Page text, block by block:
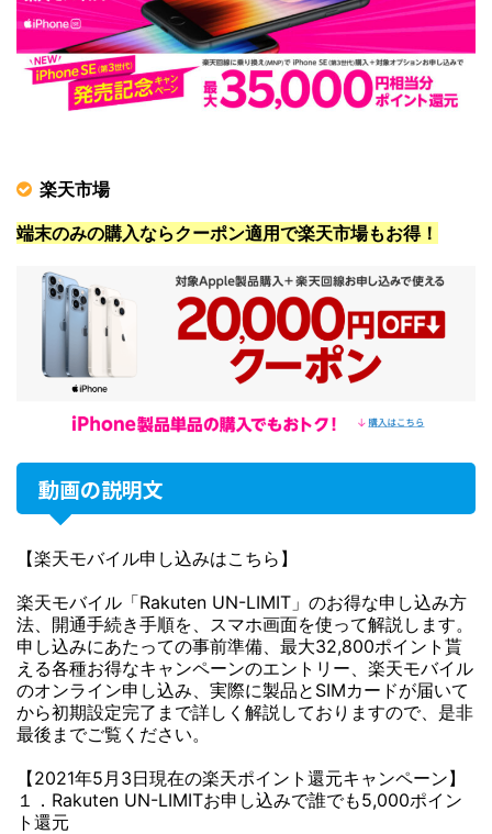
楽天市場
端末のみの購入ならクーポン適用で楽天市場もお得！
動画の説明文
【楽天モバイル申し込みはこちら】
楽天モバイル「Rakuten UN-LIMIT」のお得な申し込み方
法、開通手続き手順を、スマホ画面を使って解説します。
申し込みにあたっての事前準備、最大32,800ポイント貰
える各種お得なキャンペーンのエントリー、楽天モバイル
のオンライン申し込み、実際に製品とSIMカードが届いて
から初期設定完了まで詳しく解説しておりますので、是非
最後までご覧ください。
【2021年5月3日現在の楽天ポイント還元キャンペーン】
１．Rakuten UN-LIMITお申し込みで誰でも5,000ポイン
ト還元